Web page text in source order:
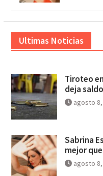
Ultimas Noticias
Tiroteo
deja
agosto
Sabrina
mejor
agosto